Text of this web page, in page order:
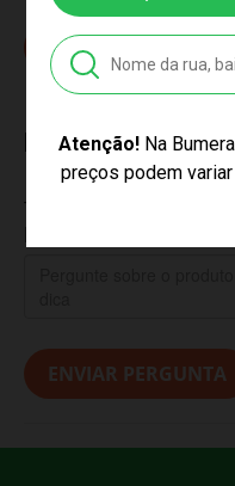
Atenção!Na
preços podem
ESCREVER
Dúvidas dos
Tem alguma dúvida
ENVIAR PERGUNTA